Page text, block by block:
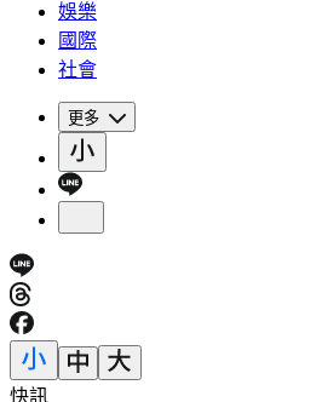
娛樂
國際
社會
更多
快訊